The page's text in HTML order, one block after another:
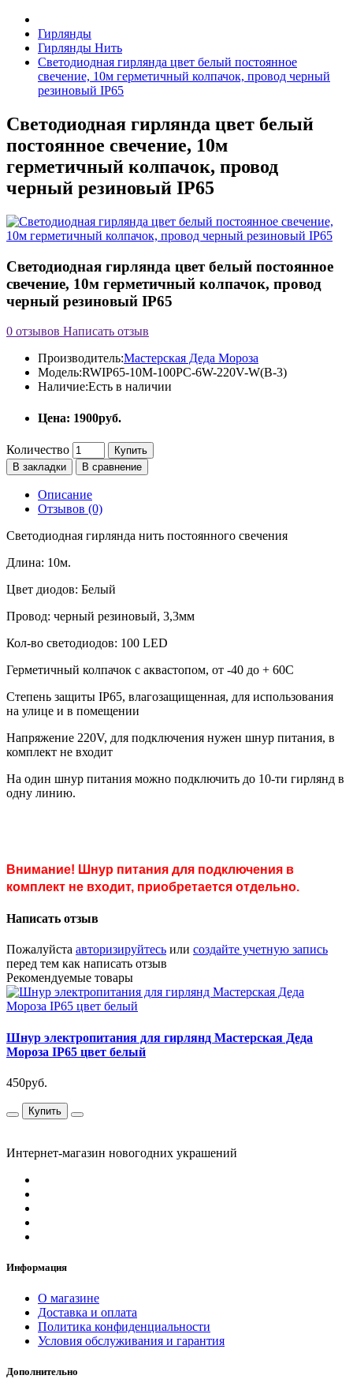
Гирлянды
Гирлянды Нить
Светодиодная гирлянда цвет белый постоянное
свечение, 10м герметичный колпачок, провод черный
резиновый IP65
Светодиодная гирлянда цвет белый
постоянное свечение, 10м
герметичный колпачок, провод
черный резиновый IP65
Светодиодная гирлянда цвет белый постоянное
свечение, 10м герметичный колпачок, провод
черный резиновый IP65
0 отзывов Написать отзыв
Производитель:Мастерская Деда Мороза
Модель:RWIP65-10M-100PC-6W-220V-W(B-3)
Наличие:Есть в наличии
Цена: 1900руб.
Количество
Купить
В закладки
В сравнение
Описание
Отзывов (0)
Светодиодная гирлянда нить постоянного свечения
Длина: 10м.
Цвет диодов: Белый
Провод: черный резиновый, 3,3мм
Кол-во светодиодов: 100 LED
Герметичный колпачок с аквастопом, от -40 до + 60С
Степень защиты IP65, влагозащищенная, для использования
на улице и в помещении
Напряжение 220V, для подключения нужен шнур питания, в
комплект не входит
На один шнур питания можно подключить до 10-ти гирлянд в
одну линию.
Внимание! Шнур питания для подключения в
комплект не входит, приобретается отдельно.
Написать отзыв
Пожалуйста авторизируйтесь или создайте учетную запись
перед тем как написать отзыв
Рекомендуемые товары
Шнур электропитания для гирлянд Мастерская Деда
Мороза IP65 цвет белый
450руб.
Купить
Интернет-магазин новогодних украшений
Информация
О магазине
Доставка и оплата
Политика конфиденциальности
Условия обслуживания и гарантия
Дополнительно